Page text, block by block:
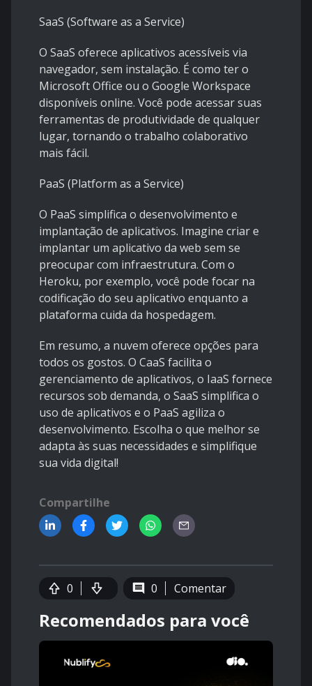
SaaS (Software as a Service)
O SaaS oferece aplicativos acessíveis via
navegador, sem instalação. É como ter o
Microsoft Office ou o Google Workspace
disponíveis online. Você pode acessar suas
ferramentas de produtividade de qualquer
lugar, tornando o trabalho colaborativo
mais fácil.
PaaS (Platform as a Service)
O PaaS simplifica o desenvolvimento e
implantação de aplicativos. Imagine criar e
implantar um aplicativo da web sem se
preocupar com infraestrutura. Com o
Heroku, por exemplo, você pode focar na
codificação do seu aplicativo enquanto a
plataforma cuida da hospedagem.
Em resumo, a nuvem oferece opções para
todos os gostos. O CaaS facilita o
gerenciamento de aplicativos, o IaaS fornece
recursos sob demanda, o SaaS simplifica o
uso de aplicativos e o PaaS agiliza o
desenvolvimento. Escolha o que melhor se
adapta às suas necessidades e simplifique
sua vida digital!
Compartilhe
0 0 Comentar
Recomendados para você